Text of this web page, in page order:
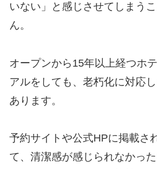
いない」と感じさせてしまう
ん。
オープンから15年以上経つホ
アルをしても、老朽化に対応
あります。
予約サイトや公式HPに掲載さ
て、清潔感が感じられなかっ